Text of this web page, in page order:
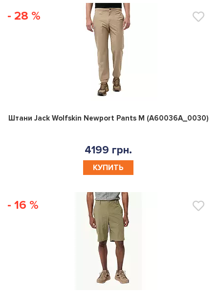
- 28 %
0
Штани Jack Wolfskin Newport Pants M (A60036A_0030)
4199 грн.
КУПИТЬ
- 16 %